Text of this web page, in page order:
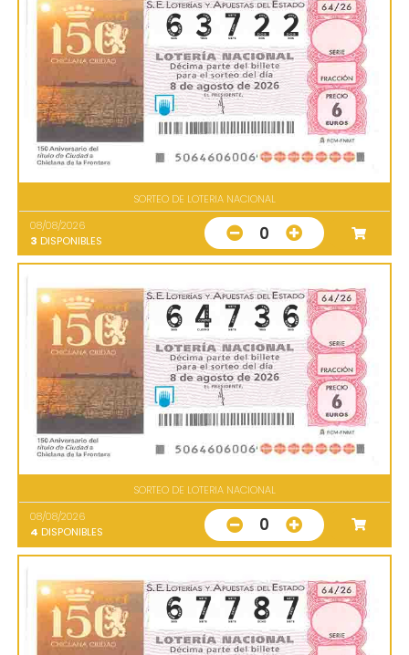
SORTEO DE LOTERIA NACIONAL
08/08/2026
3 DISPONIBLES 0
SORTEO DE LOTERIA NACIONAL
08/08/2026
4 DISPONIBLES 0